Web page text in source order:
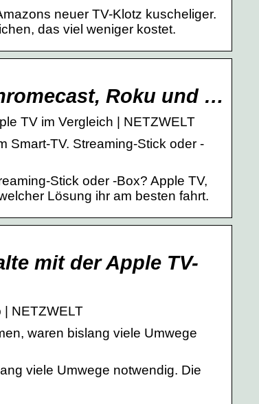
neuer TV-Klotz kuscheliger.
das viel weniger kostet.
Roku und …
TV im Vergleich | NETZWELT
Smart-TV. Streaming-Stick oder -
Stick oder -Box? Apple TV,
Lösung ihr am besten fahrt.
mit der Apple TV-
| NETZWELT
waren bislang viele Umwege
viele Umwege notwendig. Die